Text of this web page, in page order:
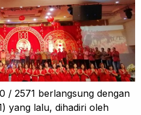
/ 2571 berlangsung dengan
yang lalu, dihadiri oleh